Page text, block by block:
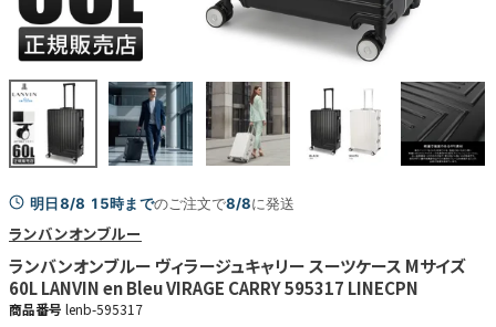
明日8/8 15時までのご注文で8/8に発送
ランバンオンブルー
ランバンオンブルー ヴィラージュキャリー スーツケース Mサイズ
60L LANVIN en Bleu VIRAGE CARRY 595317 LINECPN
商品番号 lenb-595317